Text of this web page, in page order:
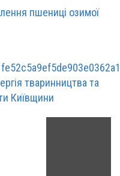
пшениці озимої
тваринництва та
Київщини